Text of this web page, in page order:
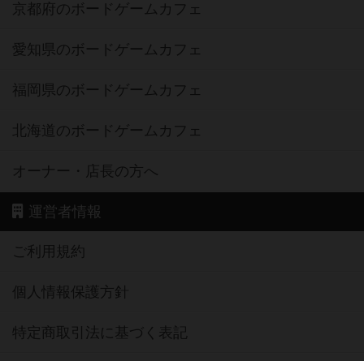
京都府のボードゲームカフェ
愛知県のボードゲームカフェ
福岡県のボードゲームカフェ
北海道のボードゲームカフェ
オーナー・店長の方へ
運営者情報
ご利用規約
個人情報保護方針
特定商取引法に基づく表記